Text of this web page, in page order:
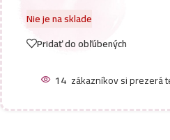
Nie je na sklade
Pridať do obľúbených
14 zákazníkov si prezerá